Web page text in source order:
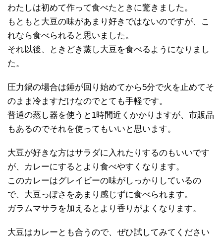
わたしは初めて作って食べたときに驚きました。
もともと大豆の味があまり好きではないのですが、こ
れなら食べられると思いました。
それ以後、ときどき蒸し大豆を食べるようになりまし
た。
圧力鍋の場合は錘が回り始めてから5分で火を止めてそ
のまま冷ますだけなのでとても手軽です。
普通の蒸し器を使うと1時間近くかかりますが、市販品
もあるのでそれを使ってもいいと思います。
大豆が好きな方はサラダに入れたりするのもいいです
が、カレーにするとより食べやすくなります。
このカレーはグレイビーの味がしっかりしているの
で、大豆っぽさをあまり感じずに食べられます。
ガラムマサラを加えるとより香りがよくなります。
大豆はカレーとも合うので、ぜひ試してみてください